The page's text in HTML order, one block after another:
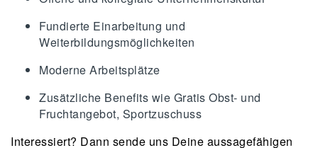
Fundierte Einarbeitung und
Weiterbildungsmöglichkeiten
Moderne Arbeitsplätze
Zusätzliche Benefits wie Gratis Obst- und
Fruchtangebot, Sportzuschuss
Interessiert? Dann sende uns Deine aussagefähigen